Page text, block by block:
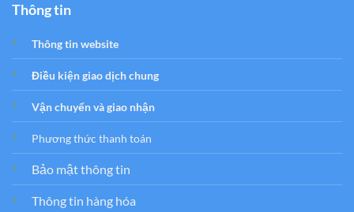
Thông tin
Thông tin website
Điều kiện giao dịch chung
Vận chuyển và giao nhận
Phương thức thanh toán
Bảo mật thông tin
Thông tin hàng hóa